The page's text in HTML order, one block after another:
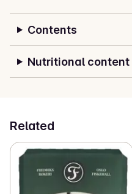
Oppdrettet skjer under
lav tetthet, oksygenrikt
medisiner eller
bærekraftig, naturlig og
Contents
Nutritional content
Related